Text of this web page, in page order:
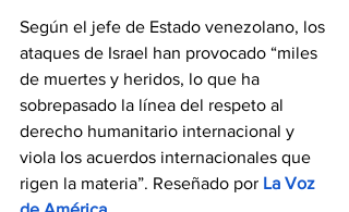
Según el jefe de Estado venezolano, los
ataques de Israel han provocado “miles
de muertes y heridos, lo que ha
sobrepasado la línea del respeto al
derecho humanitario internacional y
viola los acuerdos internacionales que
rigen la materia”. Reseñado por La Voz